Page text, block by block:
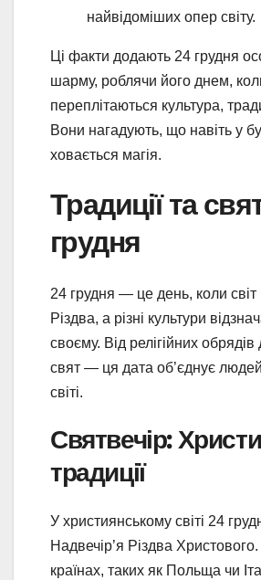
найвідоміших опер світу.
Ці факти додають 24 грудня
шарму, роблячи його днем,
переплітаються культура,
Вони нагадують, що навіть у
ховається магія.
Традиції та
грудня
24 грудня — це день, коли світ
Різдва, а різні культури
своєму. Від релігійних обрядів
свят — ця дата об’єднує
світі.
Святвечір:
традиції
У християнському світі 24
Надвечір’я Різдва
країнах, таких як Польща чи